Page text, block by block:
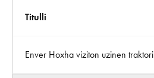
Titulli
Enver Hoxha viziton uzinen traktori